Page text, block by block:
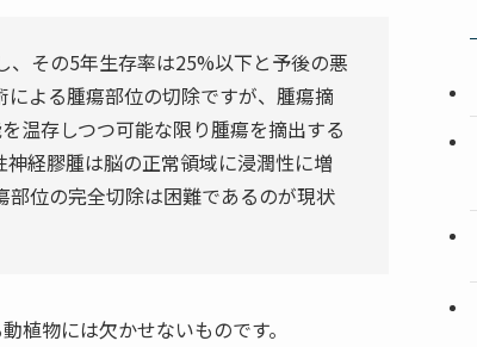
その5年生存率は25%以下と予後の悪
よる腫瘍部位の切除ですが、腫瘍摘
温存しつつ可能な限り腫瘍を摘出する
経膠腫は脳の正常領域に浸潤性に増
位の完全切除は困難であるのが現状
植物には欠かせないものです。